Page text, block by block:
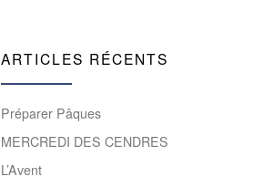
ARTICLES RÉCENTS
Préparer Pâques
MERCREDI DES CENDRES
L’Avent